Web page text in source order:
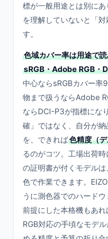
標が一般用途とは別に
を理解していないと「
す。
色域カバー率は用途で
sRGB・Adobe RGB・
中心ならsRGBカバー率
物まで扱うならAdobe
ならDCI-P3が指標にな
確」ではなく、自分が
を、できれば色精度（
るのがコツ。工場出荷
の証明書が付くモデル
色で作業できます。
うに測色器でのハード
前提にした本格機もあ
RGB対応の手頃なモデ